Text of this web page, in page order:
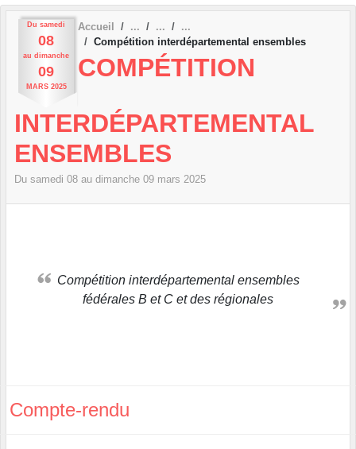
Du samedi
08
au dimanche
09
MARS 2025
Accueil
Compétition interdépartemental ensembles
COMPÉTITION
INTERDÉPARTEMENTAL
ENSEMBLES
Du samedi 08 au dimanche 09 mars 2025
Compétition interdépartemental ensembles
fédérales B et C et des régionales
Compte-rendu